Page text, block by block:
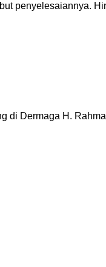
penyelesaiannya.
di Dermaga H.